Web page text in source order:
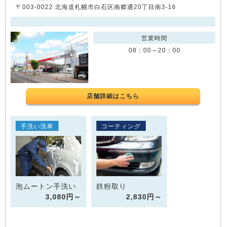
〒003-0022 北海道札幌市白石区南郷通20丁目南3-16
営業時間
08：00～20：00
店舗詳細はこちら
手洗い洗車
泡ムートン手洗い
3,080円～
コーティング
鉄粉取り
2,830円～